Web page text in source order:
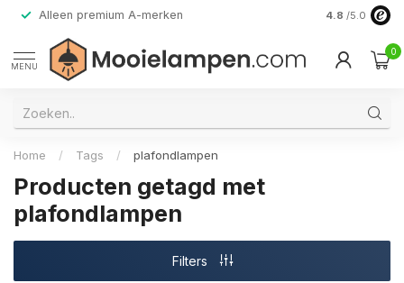
Alleen premium A-merken 4.8 /5.0
MENU
0
Home / Tags / plafondlampen
Producten getagd met
plafondlampen
Filters